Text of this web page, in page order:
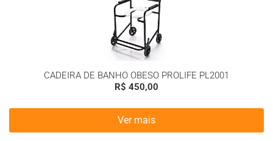
CADEIRA DE BANHO OBESO PROLIFE PL2001
R$ 450,00
Ver mais